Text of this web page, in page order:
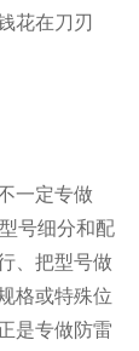
花在刀刃
一定专做
号细分和配
、把型号做
格或特殊位
是专做防雷